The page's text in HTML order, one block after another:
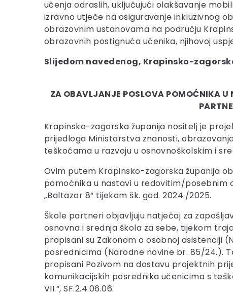
učenja odraslih, uključujući olakšavanje
izravno utječe na osiguravanje inkluzivnog
obrazovnim ustanovama na području
obrazovnih postignuća učenika, njihovoj
Slijedom navedenog, Krapinsko-
ZA OBAVLJANJE POSLOVA POMOĆNIKA
Krapinsko-zagorska županija nositelj je
prijedloga Ministarstva znanosti,
teškoćama u razvoju u osnovnoškolskim i
Ovim putem Krapinsko-zagorska županija
pomoćnika u nastavi u redovitim/posebnim
„Baltazar 8“ tijekom šk. god. 2024./2025.
Škole partneri objavljuju natječaj za
osnovna i srednja škola za sebe, tijekom
propisani su Zakonom o osobnoj asistenciji
posrednicima (Narodne novine br. 85/24.).
propisani Pozivom na dostavu projektnih
komunikacijskih posrednika učenicima s
VII.“, SF.2.4.06.06.